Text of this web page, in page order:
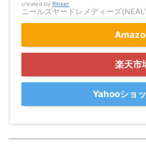
created by Rinker
ニールズヤードレメディーズ
楽天市
Yahooショ